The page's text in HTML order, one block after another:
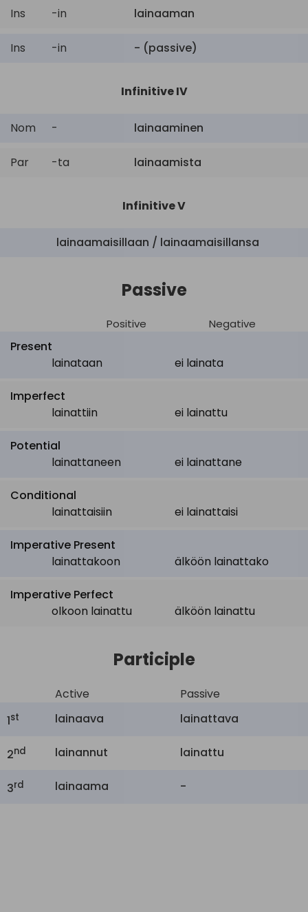
Ins -in lainaaman
Ins -in - (passive)
Infinitive IV
Nom - lainaaminen
Par -ta lainaamista
Infinitive V
lainaamaisillaan / lainaamaisillansa
Passive
Positive Negative
Present
lainataan
ei lainata
Imperfect
lainattiin
ei lainattu
Potential
lainattaneen
ei lainattane
Conditional
lainattaisiin
ei lainattaisi
Imperative Present
lainattakoon
älköön lainattako
Imperative Perfect
olkoon lainattu
älköön lainattu
Participle
Active
Passive
1st lainaava lainattava
2nd lainannut lainattu
3rd lainaama -